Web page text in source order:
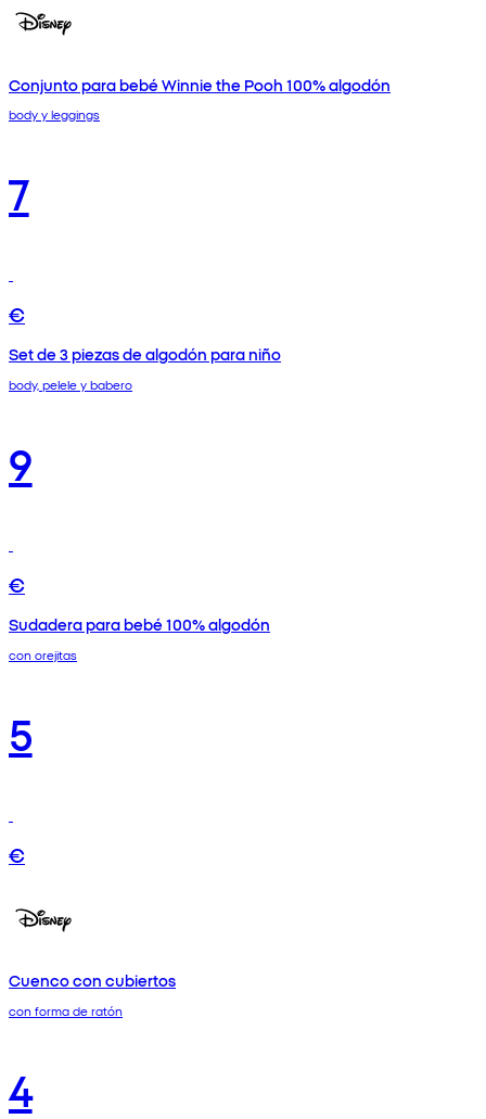
Conjunto para bebé Winnie the Pooh 100% algodón
body y leggings
7
€
Set de 3 piezas de algodón para niño
body, pelele y babero
9
€
Sudadera para bebé 100% algodón
con orejitas
5
€
Cuenco con cubiertos
con forma de ratón
4